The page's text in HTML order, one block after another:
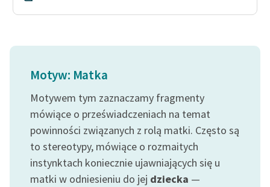
Motyw: Matka
Motywem tym zaznaczamy fragmenty
mówiące o przeświadczeniach na temat
powinności związanych z rolą matki. Często są
to stereotypy, mówiące o rozmaitych
instynktach koniecznie ujawniających się u
matki w odniesieniu do jej dziecka —